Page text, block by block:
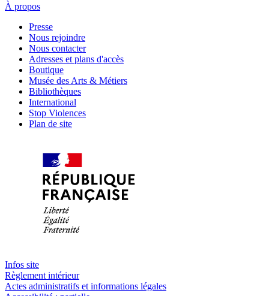
À propos
Presse
Nous rejoindre
Nous contacter
Adresses et plans d'accès
Boutique
Musée des Arts & Métiers
Bibliothèques
International
Stop Violences
Plan de site
Infos site
Règlement intérieur
Actes administratifs et informations légales